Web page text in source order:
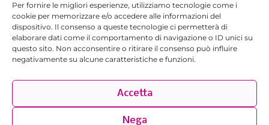
Per fornire le migliori esperienze, utilizziamo tecnologie come i
cookie per memorizzare e/o accedere alle informazioni del
dispositivo. Il consenso a queste tecnologie ci permetterà di
elaborare dati come il comportamento di navigazione o ID unici su
questo sito. Non acconsentire o ritirare il consenso può influire
negativamente su alcune caratteristiche e funzioni.
Accetta
Nega
02029480767 · REA RM-1751733 ·
broxlab@pec.it·Privacy Policy